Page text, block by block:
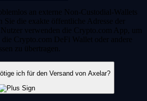
an externe Non-Custodial-Wallets
Sie die exakte öffentliche Adresse der
verwenden die Crypto.com App, um
die Crypto.com DeFi Wallet oder andere
zu übertragen.
ich für den Versand von Axelar?